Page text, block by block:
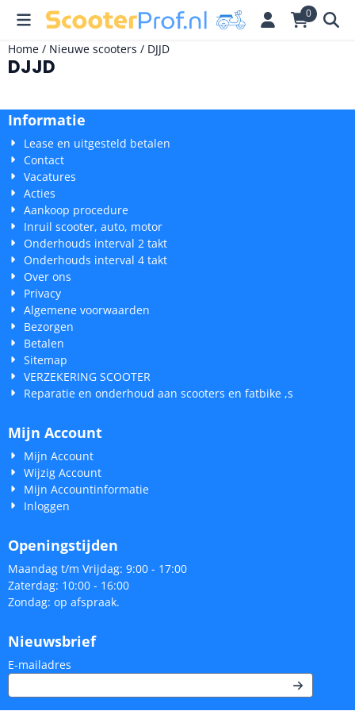
Cookievoorkeuren zijn momenteel gesloten. 0
Home / Nieuwe scooters / DJJD
DJJD
Informatie
Lease en uitgesteld betalen
Contact
Vacatures
Acties
Aankoop procedure
Inruil scooter, auto, motor
Onderhouds interval 2 takt
Onderhouds interval 4 takt
Over ons
Privacy
Algemene voorwaarden
Bezorgen
Betalen
Sitemap
VERZEKERING SCOOTER
Reparatie en onderhoud aan scooters en fatbike ,s
Mijn Account
Mijn Account
Wijzig Account
Mijn Accountinformatie
Inloggen
Openingstijden
Maandag t/m Vrijdag: 9:00 - 17:00
Zaterdag: 10:00 - 16:00
Zondag: op afspraak.
Nieuwsbrief
E-mailadres